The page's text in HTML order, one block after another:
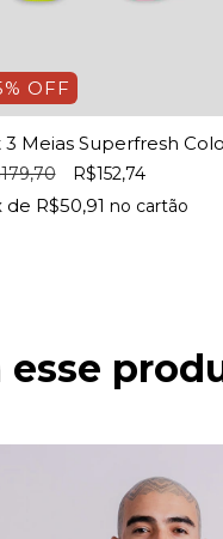
OFF
3 Meias Superfresh
R$152,74
de R$50,91
esse